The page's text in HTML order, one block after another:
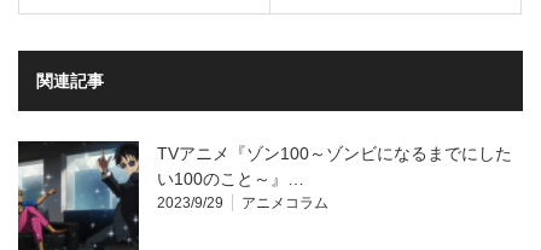
関連記事
TVアニメ『ゾン100～ゾンビになるまでにした
い100のこと～』…
2023/9/29 アニメコラム